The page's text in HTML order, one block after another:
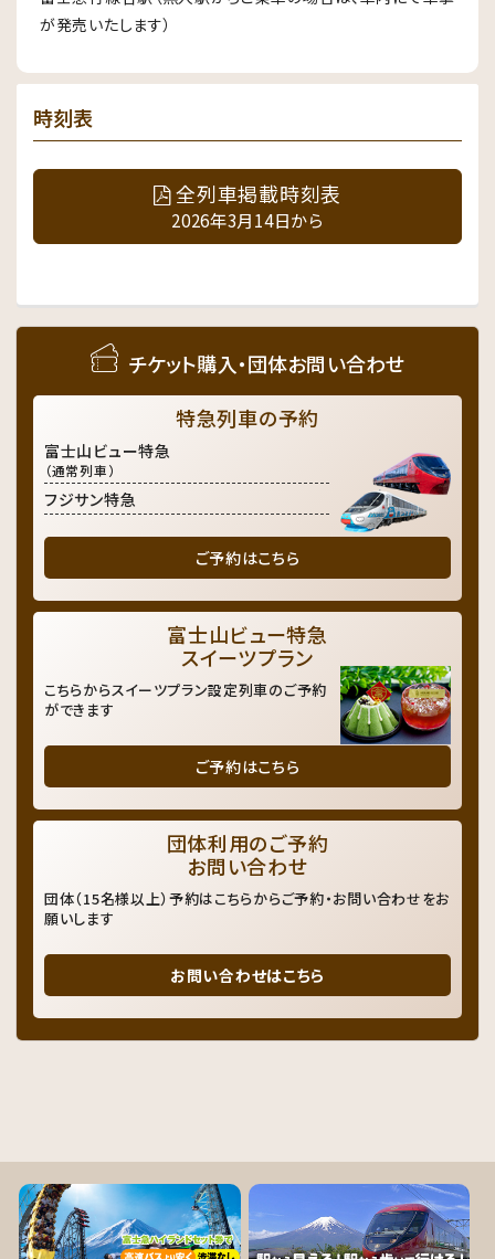
が発売いたします）
時刻表
全列車掲載時刻表
2026年3月14日から
チケット購入・団体お問い合わせ
特急列車の予約
富士山ビュー特急
（通常列車）
フジサン特急
ご予約はこちら
富士山ビュー特急
スイーツプラン
こちらからスイーツプラン設定列車のご予約
ができます
ご予約はこちら
団体利用のご予約
お問い合わせ
団体（15名様以上）予約はこちらからご予約・お問い合わせをお
願いします
お問い合わせはこちら